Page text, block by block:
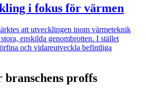
i fokus för värmen
att utvecklingen inom värmeteknik
enskilda genombrotten. I stället
och vidareutveckla befintliga
proffs